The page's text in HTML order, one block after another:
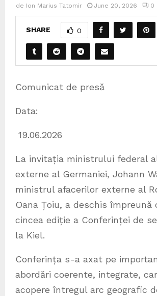
de Ion Marius Tatomir June 20, 2026 0
SHARE 0
Comunicat de presă
Data:
19.06.2026
La invitația ministrului federal
externe al Germaniei, Johann
ministrul afacerilor externe al
Oana Țoiu, a deschis împreună
cincea ediție a Conferinței de
la Kiel.
Conferința s-a axat pe
abordări coerente, integrate,
acopere întregul arc geografic